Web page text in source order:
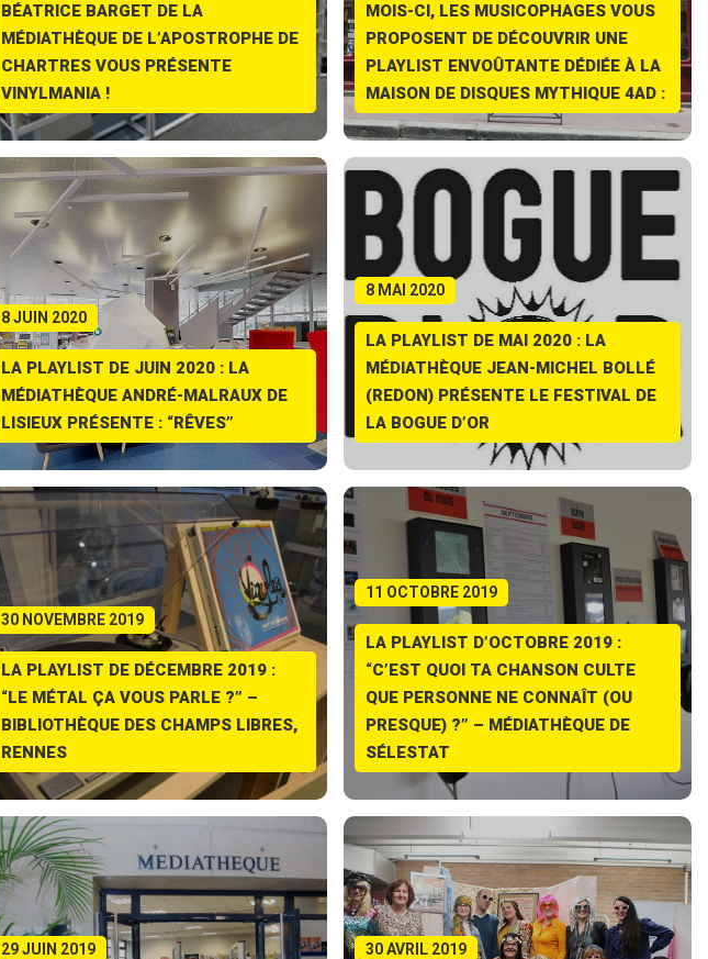
BÉATRICE BARGET DE LA
MÉDIATHÈQUE DE L’APOSTROPHE DE
CHARTRES VOUS PRÉSENTE
VINYLMANIA !
MOIS-CI, LES MUSICOPHAGES VOUS
PROPOSENT DE DÉCOUVRIR UNE
PLAYLIST ENVOÛTANTE DÉDIÉE À LA
MAISON DE DISQUES MYTHIQUE 4AD :
8 JUIN 2020
LA PLAYLIST DE JUIN 2020 : LA
MÉDIATHÈQUE ANDRÉ-MALRAUX DE
LISIEUX PRÉSENTE : “RÊVES”
8 MAI 2020
LA PLAYLIST DE MAI 2020 : LA
MÉDIATHÈQUE JEAN-MICHEL BOLLÉ
(REDON) PRÉSENTE LE FESTIVAL DE
LA BOGUE D’OR
30 NOVEMBRE 2019
LA PLAYLIST DE DÉCEMBRE 2019 :
“LE MÉTAL ÇA VOUS PARLE ?” –
BIBLIOTHÈQUE DES CHAMPS LIBRES,
RENNES
11 OCTOBRE 2019
LA PLAYLIST D’OCTOBRE 2019 :
“C’EST QUOI TA CHANSON CULTE
QUE PERSONNE NE CONNAÎT (OU
PRESQUE) ?” – MÉDIATHÈQUE DE
SÉLESTAT
29 JUIN 2019 30 AVRIL 2019